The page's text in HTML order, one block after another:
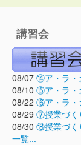
講習会
08/07 ⑭ア・ラ・
08/10 ⑮ア・ラ・
08/22 ⑯ア・ラ・
08/29 ⑰授業づく
08/30 ⑱授業づく
一覧...